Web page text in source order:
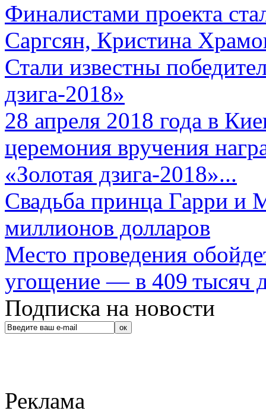
Финалистами проекта
Саргсян, Кристина
Стали известны
дзига-2018»
28 апреля 2018 года в
церемония вручения
«Золотая дзига-2018»...
Свадьба принца Гарри и
миллионов долларов
Место проведения
угощение — в 409 тысяч
Подписка на новости
Реклама